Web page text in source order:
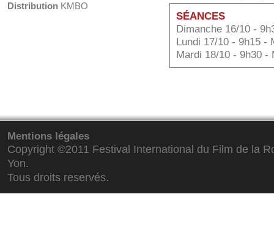
Distribution KMBO
SÉANCES
Dimanche 16/10 -
Lundi 17/10 - 9h15 -
Mardi 18/10 - 9h30 -
Mentions légales
Copyright ©2011 Festival International du Film de la
Yon.
Tous droits reservés.